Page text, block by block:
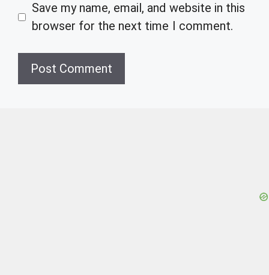
Save my name, email, and website in this
browser for the next time I comment.